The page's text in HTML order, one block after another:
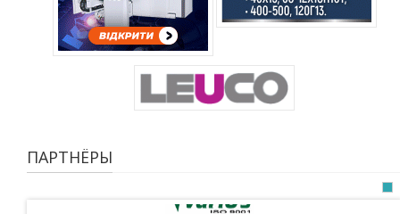
ПАРТНЁРЫ